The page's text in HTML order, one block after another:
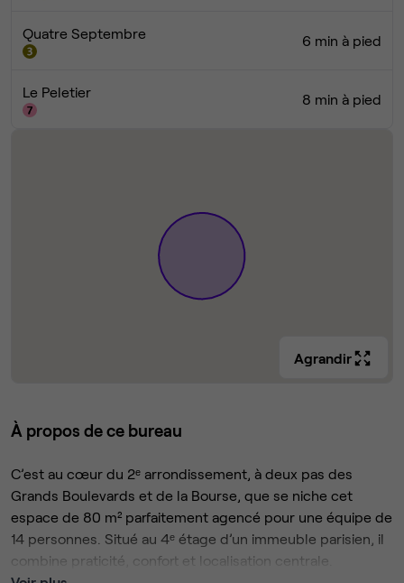
Quatre Septembre 6 min à pied
Le Peletier 8 min à pied
Agrandir
À propos de ce bureau
C’est au cœur du 2ᵉ arrondissement, à deux pas des
Grands Boulevards et de la Bourse, que se niche cet
espace de 80 m² parfaitement agencé pour une équipe de
14 personnes. Situé au 4ᵉ étage d’un immeuble parisien, il
combine praticité, confort et localisation centrale.